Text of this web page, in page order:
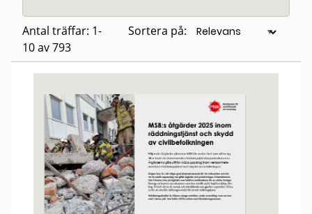
Antal träffar: 1-
10 av 793
Sortera på: